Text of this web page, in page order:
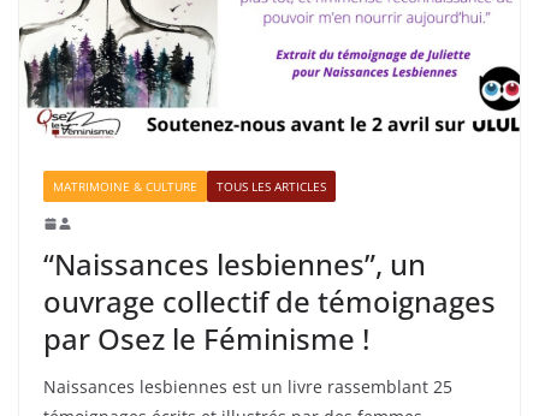
MATRIMOINE & CULTURE TOUS LES ARTICLES
“Naissances lesbiennes”, un
ouvrage collectif de témoignages
par Osez le Féminisme !
Naissances lesbiennes est un livre rassemblant 25